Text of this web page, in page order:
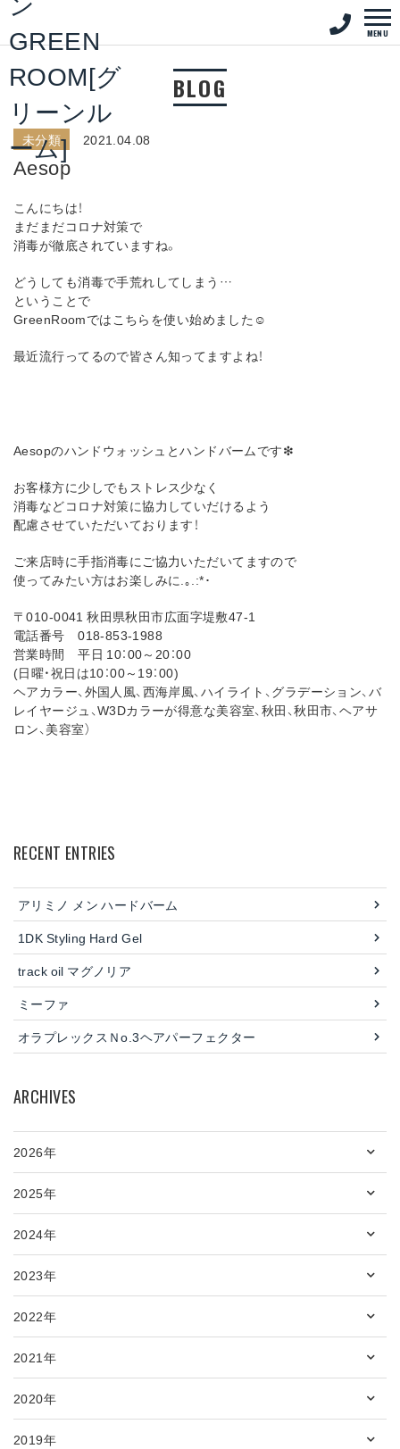
MENU
BLOG
未分類 2021.04.08
Aesop
こんにちは！
まだまだコロナ対策で
消毒が徹底されていますね。
どうしても消毒で手荒れしてしまう…
ということで
GreenRoomではこちらを使い始めました☺︎
最近流行ってるので皆さん知ってますよね！
Aesopのハンドウォッシュとハンドバームです❇︎
お客様方に少しでもストレス少なく
消毒などコロナ対策に協力していだけるよう
配慮させていただいております！
ご来店時に手指消毒にご協力いただいてますので
使ってみたい方はお楽しみに.｡.:*･
〒010-0041 秋田県秋田市広面字堤敷47-1
電話番号 018-853-1988
営業時間 平日 10：00～20：00
(日曜・祝日は10：00～19：00)
ヘアカラー、外国人風、西海岸風、ハイライト、グラデーション、バ
レイヤージュ、W3Dカラーが得意な美容室、秋田、秋田市、ヘアサ
ロン、美容室）
RECENT ENTRIES
アリミノ メン ハードバーム
1DK Styling Hard Gel
track oil マグノリア
ミーファ
オラプレックスＮo.3ヘアパーフェクター
ARCHIVES
2026年
2025年
2024年
2023年
2022年
2021年
2020年
2019年